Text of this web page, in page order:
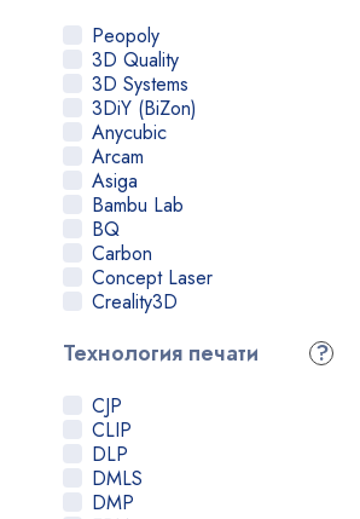
Peopoly
3D Quality
3D Systems
3DiY (BiZon)
Anycubic
Arcam
Asiga
Bambu Lab
BQ
Carbon
Concept Laser
Creality3D
DWS Lab
EOS
ExOne
Felix
Flashforge
FlyingBear
Технология печати ?
CJP
CLIP
DLP
DMLS
DMP